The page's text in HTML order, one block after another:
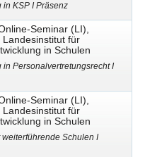
KSP I Präsenz
Seminar (LI),
für
in Schulen
Personalvertretungsrecht I
Seminar (LI),
für
in Schulen
Schulen I